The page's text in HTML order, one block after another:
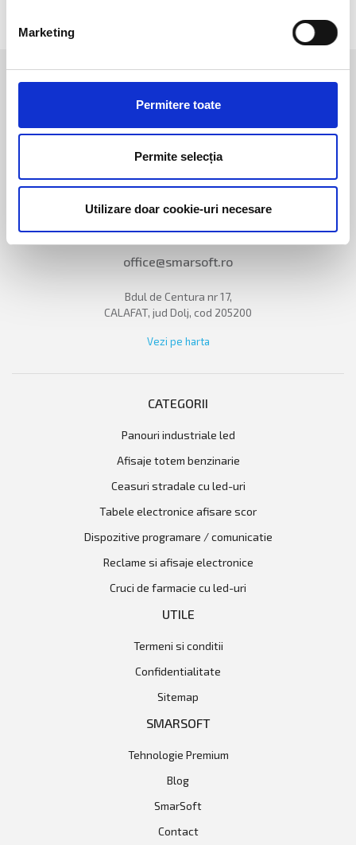
Marketing
Permitere toate
Permite selecția
Utilizare doar cookie-uri necesare
+40724 345 330
+40728 164 402
office@smarsoft.ro
Bdul de Centura nr 17,
CALAFAT, jud Dolj, cod 205200
Vezi pe harta
CATEGORII
panouri industriale led
afisaje totem benzinarie
ceasuri stradale cu led-uri
tabele electronice afisare scor
dispozitive programare / comunicatie
reclame si afisaje electronice
cruci de farmacie cu led-uri
UTILE
Termeni si conditii
Confidentialitate
Sitemap
SMARSOFT
Tehnologie Premium
Blog
SmarSoft
Contact